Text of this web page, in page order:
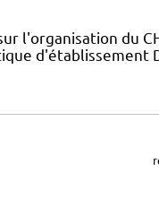
l'organisation du
d'établissement